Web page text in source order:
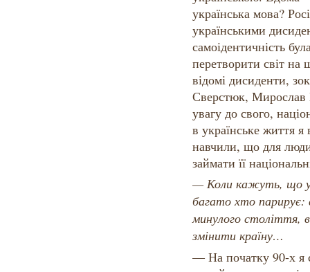
українська мова?
українськими
самоідентичність
перетворити світ на
відомі дисиденти,
Сверстюк,
увагу до свого,
в українське життя
навчили, що для
займати її
— Коли кажуть, що у
багато хто парирує:
минулого століття,
змінити країну…
— На початку 90-х я